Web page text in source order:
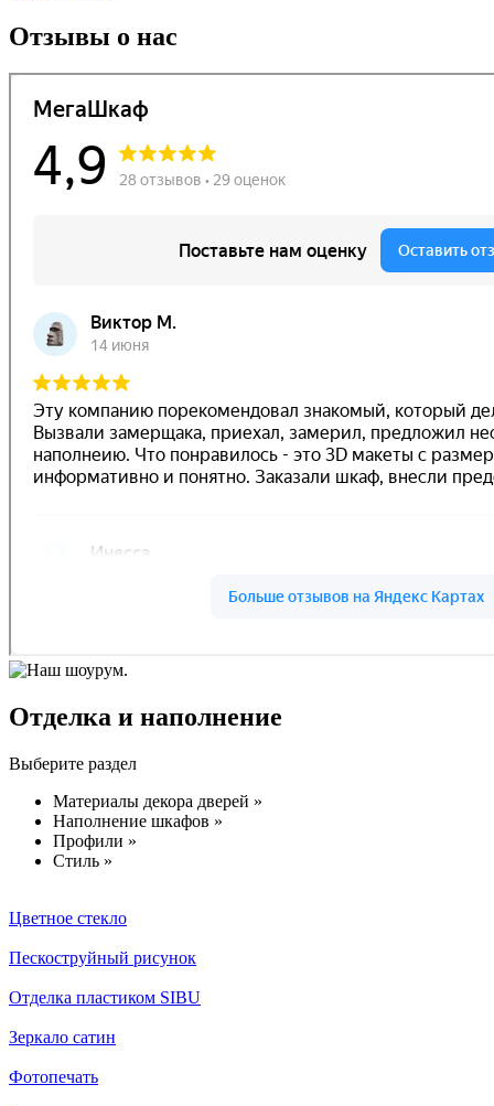
Отзывы о нас
Отделка и наполнение
Выберите раздел
Материалы декора дверей »
Наполнение шкафов »
Профили »
Стиль »
Цветное стекло
Пескоструйный рисунок
Отделка пластиком SIBU
Зеркало сатин
Фотопечать